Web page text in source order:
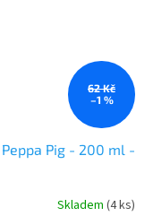
62 Kč
–1 %
Pig - 200 ml -
Skladem (4 ks)